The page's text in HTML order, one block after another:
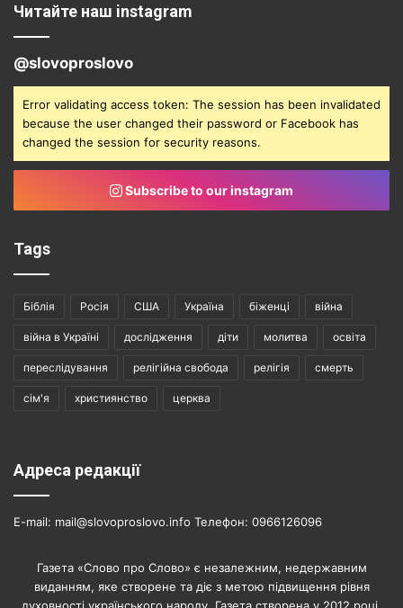
Читайте наш instagram
@slovoproslovo
Error validating access token: The session has been invalidated
because the user changed their password or Facebook has
changed the session for security reasons.
Subscribe to our instagram
Tags
Біблія Росія США Україна біженці війна
війна в Україні дослідження діти молитва освіта
переслідування релігійна свобода релігія смерть
сім'я християнство церква
Адреса редакції
E-mail: mail@slovoproslovo.info Телефон: 0966126096
Газета «Слово про Слово» є незалежним, недержавним
виданням, яке створене та діє з метою підвищення рівня
духовності українського народу. Газета створена у 2012 році.